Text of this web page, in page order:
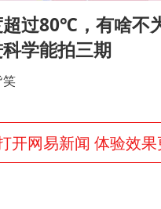
“事业单位招聘
你常吃的兰州拉
河南试行周五下
过80℃，有啥不
学能拍三期
笑
开网易新闻 体验效果